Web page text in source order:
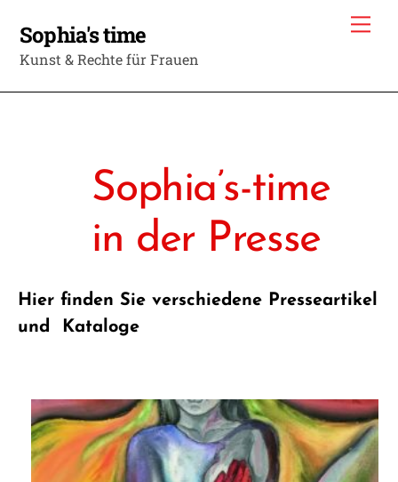
content
Sophia's time
Kunst & Rechte für Frauen
Sophia’s-time
in der Presse
Hier finden Sie verschiedene Presseartikel
und Kataloge